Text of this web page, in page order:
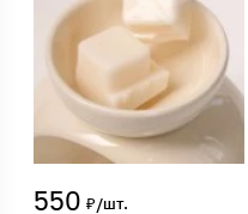
550 ₽/шт.